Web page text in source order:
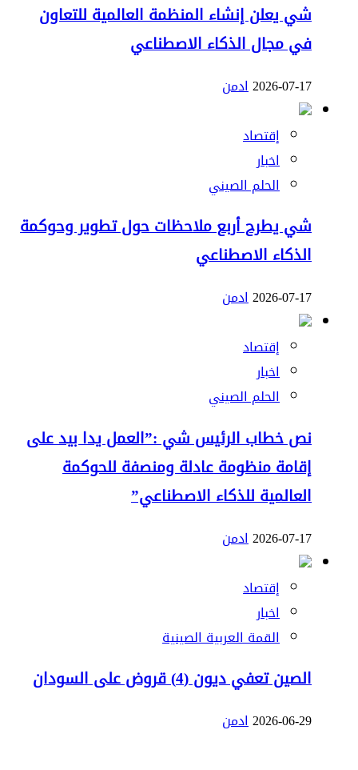
شي يعلن إنشاء المنظمة العالمية للتعاون
في مجال الذكاء الاصطناعي
2026-07-17ادمن
إقتصاد
اخبار
الحلم الصيني
شي يطرح أربع ملاحظات حول تطوير وحوكمة
الذكاء الاصطناعي
2026-07-17ادمن
إقتصاد
اخبار
الحلم الصيني
نص خطاب الرئيس شي :”العمل يدا بيد على
إقامة منظومة عادلة ومنصفة للحوكمة
العالمية للذكاء الاصطناعي”
2026-07-17ادمن
إقتصاد
اخبار
القمة العربية الصينية
الصين تعفي ديون (4) قروض على السودان
2026-06-29ادمن